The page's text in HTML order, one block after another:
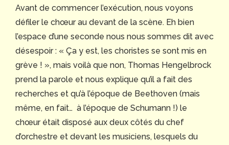
Avant de commencer l’exécution, nous voyons
défiler le chœur au devant de la scène. Eh bien
l’espace d’une seconde nous nous sommes dit avec
désespoir : « Ça y est, les choristes se sont mis en
grève ! », mais voilà que non, Thomas Hengelbrock
prend la parole et nous explique qu’il a fait des
recherches et qu’à l’époque de Beethoven (mais
même, en fait… à l’époque de Schumann !) le
chœur était disposé aux deux côtés du chef
d’orchestre et devant les musiciens, lesquels du